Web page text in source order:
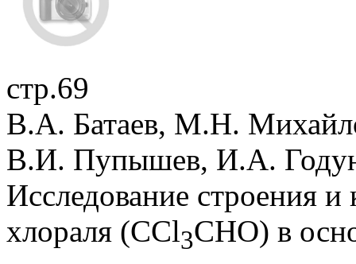
стр.69
В.А. Батаев, М.Н.
В.И. Пупышев, И.А.
Исследование строения
хлораля (CCl3CHO) в